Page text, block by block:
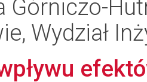
Górniczo-
Wydział